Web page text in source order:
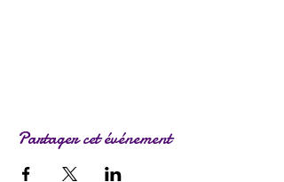
Partager cet événement